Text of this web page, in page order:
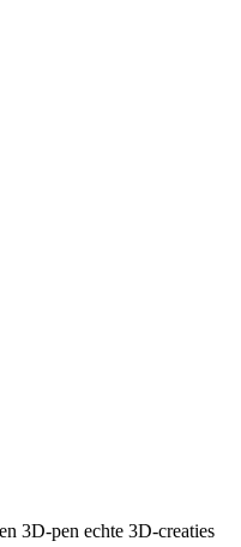
3D-pen echte 3D-creaties